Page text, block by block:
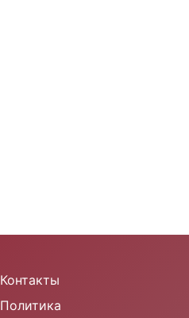
Контакты
Политика